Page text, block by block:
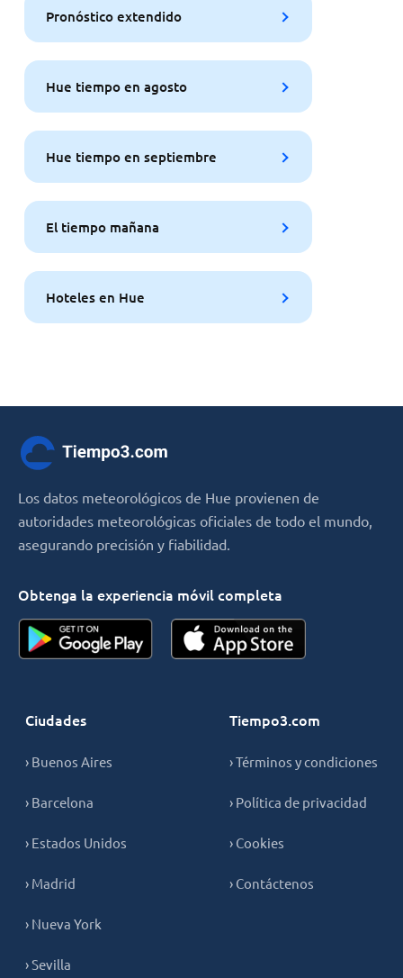
Pronóstico extendido
Hue tiempo en agosto
Hue tiempo en septiembre
El tiempo mañana
Hoteles en Hue
Los datos meteorológicos de Hue provienen de
autoridades meteorológicas oficiales de todo el mundo,
asegurando precisión y fiabilidad.
Obtenga la experiencia móvil completa
Ciudades
› Buenos Aires
› Barcelona
› Estados Unidos
› Madrid
› Nueva York
› Sevilla
Tiempo3.com
› Términos y condiciones
› Política de privacidad
› Cookies
› Contáctenos